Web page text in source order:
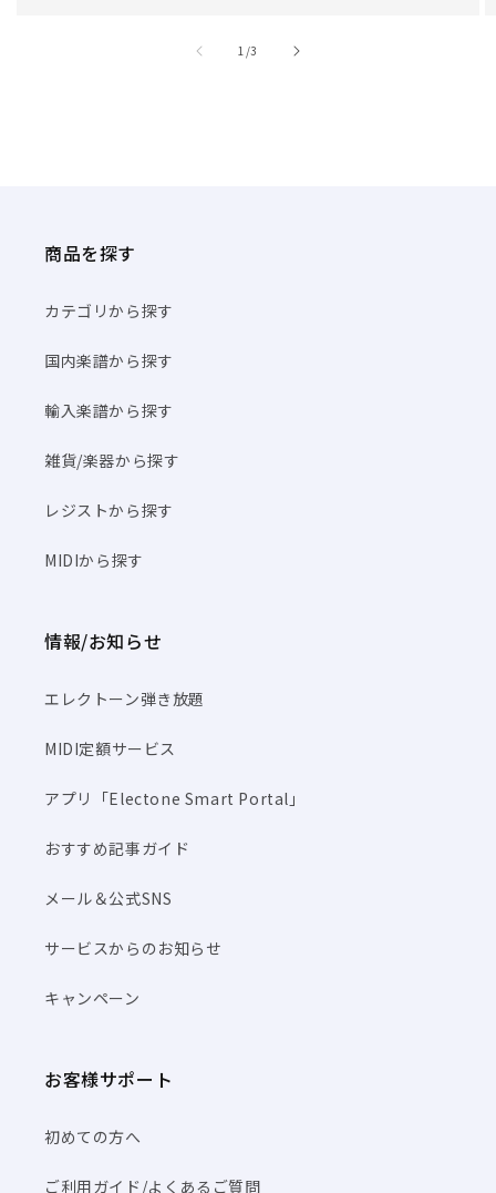
1 //3
商品を探す
カテゴリから探す
国内楽譜から探す
輸入楽譜から探す
雑貨/楽器から探す
レジストから探す
MIDIから探す
情報/お知らせ
エレクトーン弾き放題
MIDI定額サービス
アプリ「Electone Smart Portal」
おすすめ記事ガイド
メール＆公式SNS
サービスからのお知らせ
キャンペーン
お客様サポート
初めての方へ
ご利用ガイド/よくあるご質問